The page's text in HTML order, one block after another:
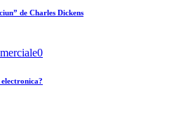
de Charles Dickens
0